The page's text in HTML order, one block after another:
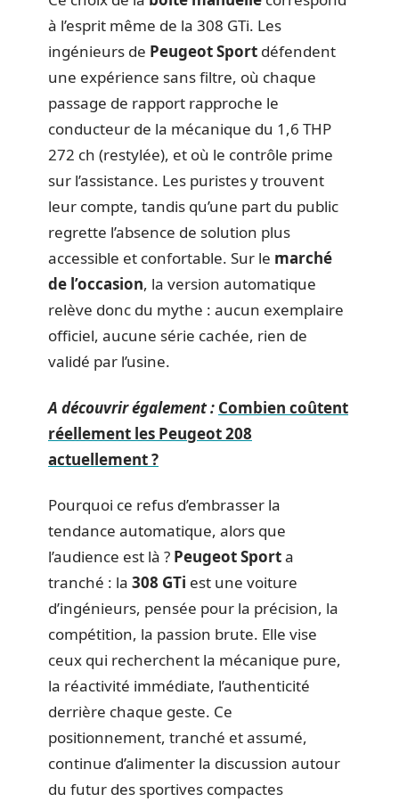
à l’esprit même de la 308 GTi. Les
ingénieurs de Peugeot Sport défendent
une expérience sans filtre, où chaque
passage de rapport rapproche le
conducteur de la mécanique du 1,6 THP
272 ch (restylée), et où le contrôle prime
sur l’assistance. Les puristes y trouvent
leur compte, tandis qu’une part du public
regrette l’absence de solution plus
accessible et confortable. Sur le marché
de l’occasion, la version automatique
relève donc du mythe : aucun exemplaire
officiel, aucune série cachée, rien de
validé par l’usine.
A découvrir également : Combien coûtent
réellement les Peugeot 208
actuellement ?
Pourquoi ce refus d’embrasser la
tendance automatique, alors que
l’audience est là ? Peugeot Sporta
tranché : la 308 GTi est une voiture
d’ingénieurs, pensée pour la précision, la
compétition, la passion brute. Elle vise
ceux qui recherchent la mécanique pure,
la réactivité immédiate, l’authenticité
derrière chaque geste. Ce
positionnement, tranché et assumé,
continue d’alimenter la discussion autour
du futur des sportives compactes